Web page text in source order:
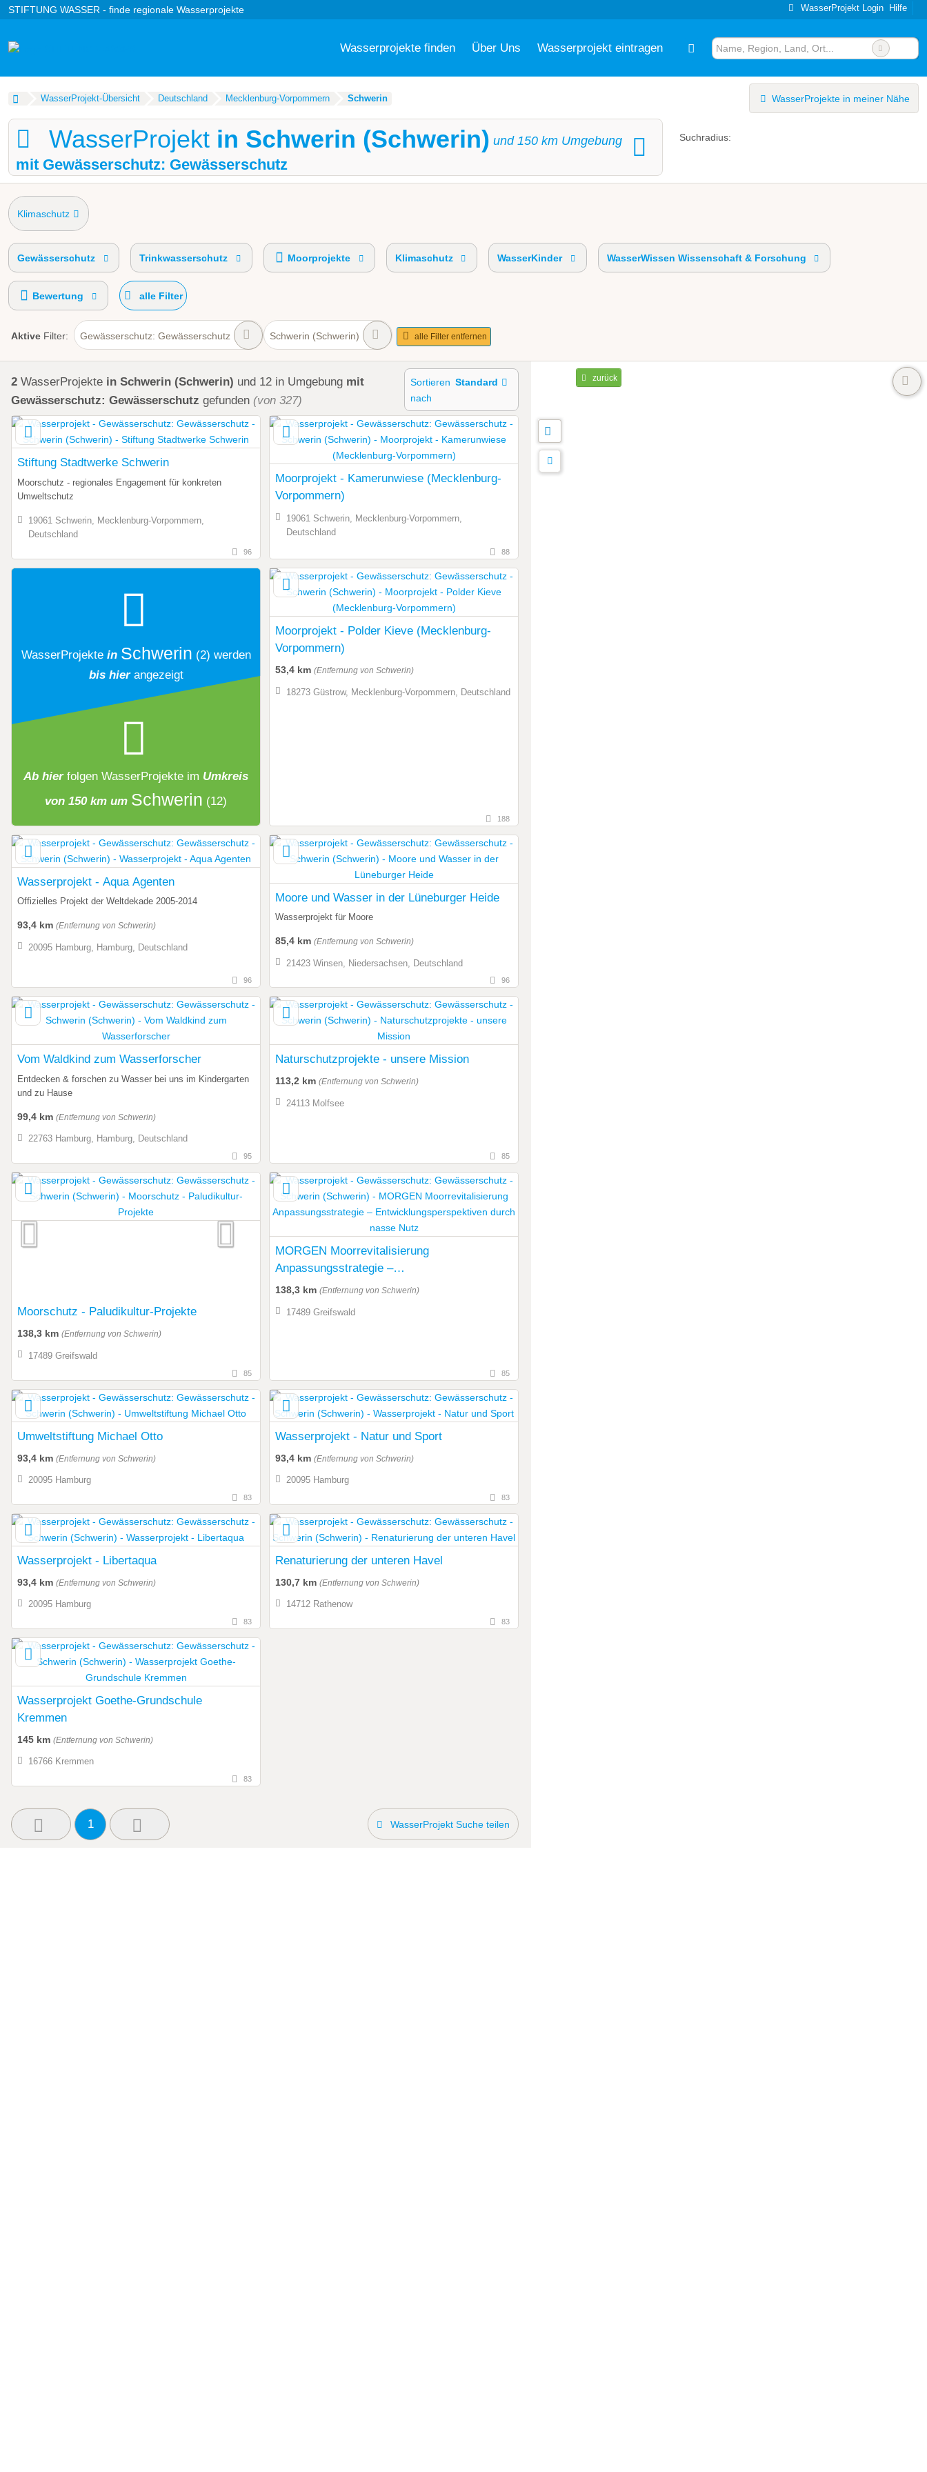
STIFTUNG WASSER - finde regionale Wasserprojekte WasserProjekt Login Hilfe
Wasserprojekte finden Über Uns Wasserprojekt eintragen
WasserProjekt-Übersicht Deutschland Mecklenburg-Vorpommern Schwerin WasserProjekte in meiner Nähe
WasserProjekt in Schwerin (Schwerin) und 150 km Umgebung
mit Gewässerschutz: Gewässerschutz
Suchradius:
Klimaschutz
Gewässerschutz Trinkwasserschutz Moorprojekte Klimaschutz WasserKinder WasserWissen Wissenschaft & Forschung
Bewertung alle Filter
Aktive Filter: Gewässerschutz: Gewässerschutz Schwerin (Schwerin) alle Filter entfernen
2 WasserProjekte in Schwerin (Schwerin) und 12 in Umgebung mit
Gewässerschutz: Gewässerschutz gefunden (von 327)
Sortieren
nach
Standard
Stiftung Stadtwerke Schwerin
Moorschutz - regionales Engagement für konkreten
Umweltschutz
19061 Schwerin, Mecklenburg-Vorpommern,
Deutschland
96
Moorprojekt - Kamerunwiese (Mecklenburg-
Vorpommern)
19061 Schwerin, Mecklenburg-Vorpommern,
Deutschland
88
WasserProjekte in Schwerin (2) werden
bis hierangezeigt
Ab hier folgen WasserProjekte im Umkreis
von 150 km um Schwerin (12)
Moorprojekt - Polder Kieve (Mecklenburg-
Vorpommern)
53,4 km (Entfernung von Schwerin)
18273 Güstrow, Mecklenburg-Vorpommern, Deutschland
188
Wasserprojekt - Aqua Agenten
Offizielles Projekt der Weltdekade 2005-2014
93,4 km (Entfernung von Schwerin)
20095 Hamburg, Hamburg, Deutschland
96
Moore und Wasser in der Lüneburger Heide
Wasserprojekt für Moore
85,4 km (Entfernung von Schwerin)
21423 Winsen, Niedersachsen, Deutschland
96
Vom Waldkind zum Wasserforscher
Entdecken & forschen zu Wasser bei uns im Kindergarten
und zu Hause
99,4 km (Entfernung von Schwerin)
22763 Hamburg, Hamburg, Deutschland
95
Naturschutzprojekte - unsere Mission
113,2 km (Entfernung von Schwerin)
24113 Molfsee
85
Moorschutz - Paludikultur-Projekte
138,3 km (Entfernung von Schwerin)
17489 Greifswald
85
MORGEN Moorrevitalisierung
Anpassungsstrategie –
Entwicklungsperspektiven durch nasse Nutz
138,3 km (Entfernung von Schwerin)
17489 Greifswald
85
Umweltstiftung Michael Otto
93,4 km (Entfernung von Schwerin)
20095 Hamburg
83
Wasserprojekt - Natur und Sport
93,4 km (Entfernung von Schwerin)
20095 Hamburg
83
Wasserprojekt - Libertaqua
93,4 km (Entfernung von Schwerin)
20095 Hamburg
83
Renaturierung der unteren Havel
130,7 km (Entfernung von Schwerin)
14712 Rathenow
83
Wasserprojekt Goethe-Grundschule
Kremmen
145 km (Entfernung von Schwerin)
16766 Kremmen
83
1 WasserProjekt Suche teilen
zurück